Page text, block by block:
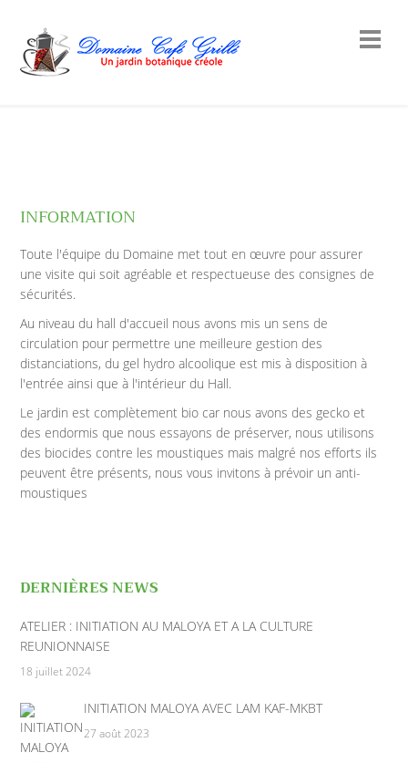
INFORMATION
Toute l'équipe du Domaine met tout en œuvre pour assurer
une visite qui soit agréable et respectueuse des consignes de
sécurités.
Au niveau du hall d'accueil nous avons mis un sens de
circulation pour permettre une meilleure gestion des
distanciations, du gel hydro alcoolique est mis à disposition à
l'entrée ainsi que à l'intérieur du Hall.
Le jardin est complètement bio car nous avons des gecko et
des endormis que nous essayons de préserver, nous utilisons
des biocides contre les moustiques mais malgré nos efforts ils
peuvent être présents, nous vous invitons à prévoir un anti-
moustiques
DERNIÈRES NEWS
ATELIER : INITIATION AU MALOYA ET A LA CULTURE
REUNIONNAISE
18 juillet 2024
INITIATION MALOYA AVEC LAM KAF-MKBT
27 août 2023